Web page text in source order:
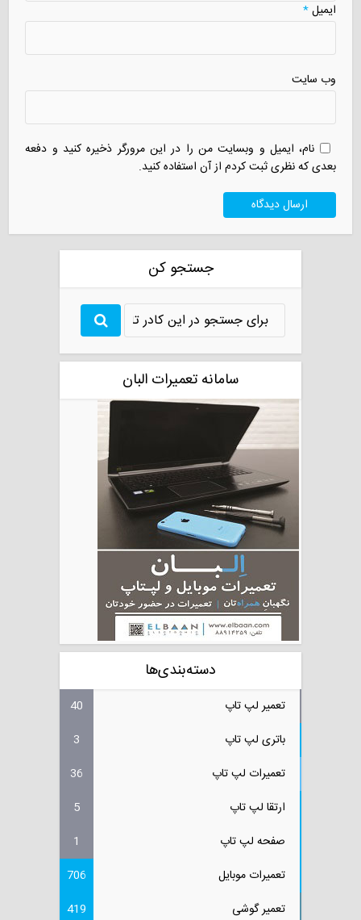
ایمیل*
وب سایت
نام، ایمیل و وبسایت من را در این مرورگر ذخیره کنید و دفعه
بعدی که نظری ثبت کردم از آن استفاده کنید.
جستجو کن
سامانه تعمیرات البان
دسته‌بندی‌ها
تعمیر لپ تاپ
40
باتری لپ تاپ
3
تعمیرات لپ تاپ
36
ارتقا لپ تاپ
5
صفحه لپ تاپ
1
تعمیرات موبایل
706
تعمیر گوشی
419